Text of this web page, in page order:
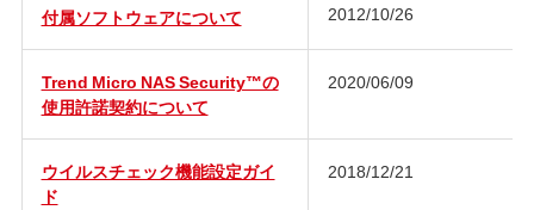
付属ソフトウェアについて 2012/10/26
Trend Micro NAS Security™の
使用許諾契約について
2020/06/09
ウイルスチェック機能設定ガイ
ド
2018/12/21